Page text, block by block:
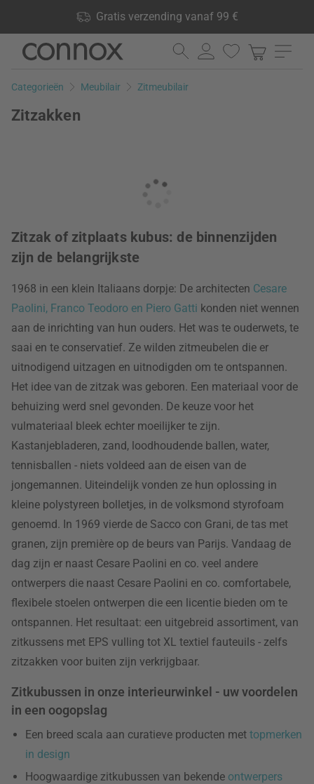
Gratis verzending vanaf 99 €
producten op voorraad, 60 dagen retourrecht
Ga
pagina-
Ga
zoeken
Categorieën Meubilair Zitmeubilair
Zitzakken
Zitzak of zitplaats kubus: de binnenzijden
zijn de belangrijkste
1968 in een klein Italiaans dorpje: De architecten Cesare
Paolini, Franco Teodoro en Piero Gatti konden niet wennen
aan de inrichting van hun ouders. Het was te ouderwets, te
saai en te conservatief. Ze wilden zitmeubelen die er
uitnodigend uitzagen en uitnodigden om te ontspannen.
Het idee van de zitzak was geboren. Een materiaal voor de
behuizing werd snel gevonden. De keuze voor het
vulmateriaal bleek echter moeilijker te zijn.
Kastanjebladeren, zand, loodhoudende ballen, water,
tennisballen - niets voldeed aan de eisen van de
jongemannen. Uiteindelijk vonden ze hun oplossing in
kleine polystyreen bolletjes, in de volksmond styrofoam
genoemd. In 1969 vierde de Sacco con Grani, de tas met
granen, zijn première op de beurs van Parijs. Vandaag de
dag zijn er naast Cesare Paolini en co. veel andere
ontwerpers die naast Cesare Paolini en co. comfortabele,
flexibele stoelen ontwerpen die een licentie bieden om te
ontspannen. Het resultaat: een uitgebreid assortiment, van
zitkussens met EPS vulling tot XL textiel fauteuils - zelfs
zitzakken voor buiten zijn verkrijgbaar.
Zitkubussen in onze interieurwinkel - uw voordelen
in een oogopslag
Een breed scala aan curatieve producten met topmerken
in design
Hoogwaardige zitkubussen van bekende ontwerpers